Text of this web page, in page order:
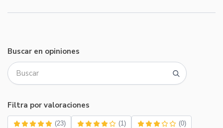
Buscar en opiniones
Filtra por valoraciones
(23) (1) (0)